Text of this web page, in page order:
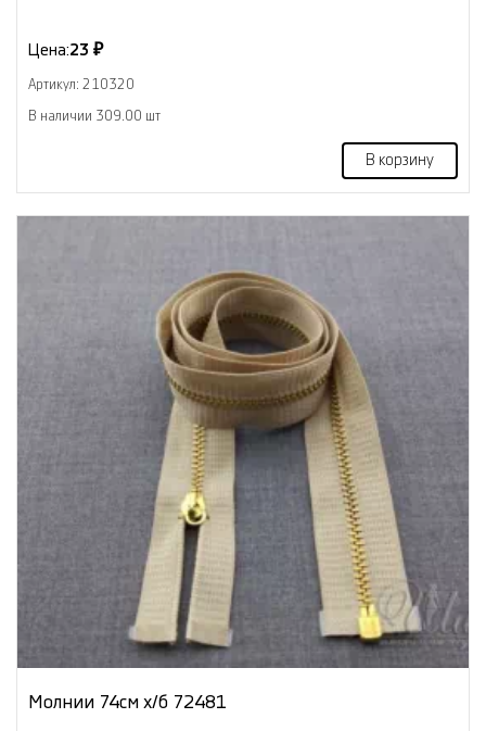
Цена:23 ₽
Артикул: 210320
В наличии 309.00 шт
В корзину
Молнии 74см х/б 72481